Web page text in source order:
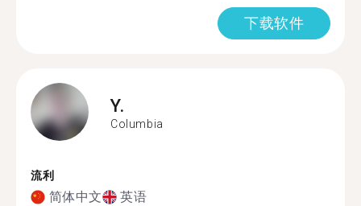
下载软件
Y.
Columbia
流利
简体中文 英语